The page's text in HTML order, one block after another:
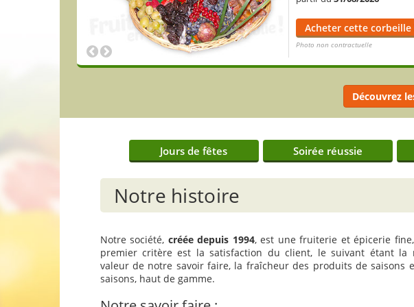
Acheter cette corbeille
Photo non contractuelle
Acheter cette corbeille
Photo non contractuelle
Découvrez
Jours de fêtes Soirée réussie
Notre histoire
Notre société, créée depuis 1994, est une fruiterie et épicerie
premier critère est la satisfaction du client, le suivant étant la
valeur de notre savoir faire, la fraîcheur des produits de saisons
saisons, haut de gamme.